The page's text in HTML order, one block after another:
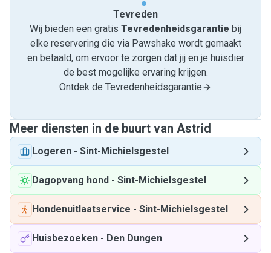
Tevreden
Wij bieden een gratis Tevredenheids­garantie bij
elke reservering die via Pawshake wordt gemaakt
en betaald, om ervoor te zorgen dat jij en je huisdier
de best mogelijke ervaring krijgen.
Ontdek de Tevredenheidsgarantie
Meer diensten in de buurt van Astrid
Logeren - Sint-Michielsgestel
Dagopvang hond - Sint-Michielsgestel
Hondenuitlaatservice - Sint-Michielsgestel
Huisbezoeken - Den Dungen